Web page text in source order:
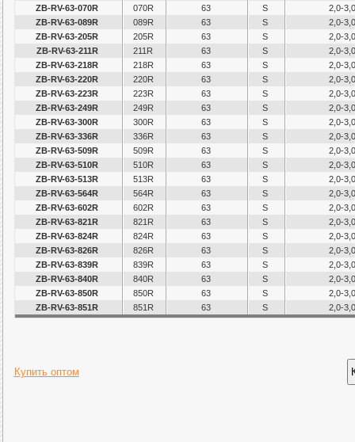
ZB-RV-63-070R
070R 63 S
2,0-3,0
ZB-RV-63-089R
089R 63 S
2,0-3,0
ZB-RV-63-205R
205R 63 S
2,0-3,0
ZB-RV-63-211R
211R 63 S
2,0-3,0
ZB-RV-63-218R
218R 63 S
2,0-3,0
ZB-RV-63-220R
220R 63 S
2,0-3,0
ZB-RV-63-223R
223R 63 S
2,0-3,0
ZB-RV-63-249R
249R 63 S
2,0-3,0
ZB-RV-63-300R
300R 63 S
2,0-3,0
ZB-RV-63-336R
336R 63 S
2,0-3,0
ZB-RV-63-509R
509R 63 S
2,0-3,0
ZB-RV-63-510R
510R 63 S
2,0-3,0
ZB-RV-63-513R
513R 63 S
2,0-3,0
ZB-RV-63-564R
564R 63 S
2,0-3,0
ZB-RV-63-602R
602R 63 S
2,0-3,0
ZB-RV-63-821R
821R 63 S
2,0-3,0
ZB-RV-63-824R
824R 63 S
2,0-3,0
ZB-RV-63-826R
826R 63 S
2,0-3,0
ZB-RV-63-839R
839R 63 S
2,0-3,0
ZB-RV-63-840R
840R 63 S
2,0-3,0
ZB-RV-63-850R
850R 63 S
2,0-3,0
ZB-RV-63-851R
851R 63 S 2,0-3,0
Купить оптом